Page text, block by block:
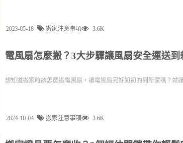
2023-05-18 搬家注意事項 3.6K
電風扇怎麼搬？3大步驟讓風扇安全運送到
想知道搬家時該怎麼搬電風扇，讓電風扇完好如初的到新家嗎？就
2024-10-04 搬家注意事項 3.6K